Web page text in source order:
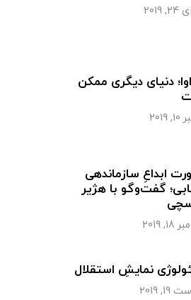
دنیای دیگری ممکن
ابداعِ سازماندهی
گفت‌وگو با هژیر
2019
نمایشِ استقلال
2019